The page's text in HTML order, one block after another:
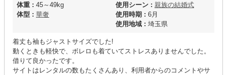
体重 : 45～49kg
体型 : 華奢
使用シーン : 親族の結婚式
使用時期 : 6月
使用地域 : 埼玉県
着丈も袖もジャストサイズでした!
動くときも軽快で、ボレロも着ていてストレスありませんでした。
借りて良かったです。
サイトはレンタルの数もたくさんあり、利用者からのコメントやサ